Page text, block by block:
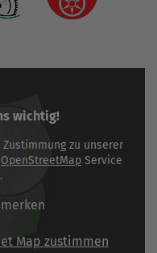
wichtig!
zu unserer
OpenStreetMap Service
Map zustimmen